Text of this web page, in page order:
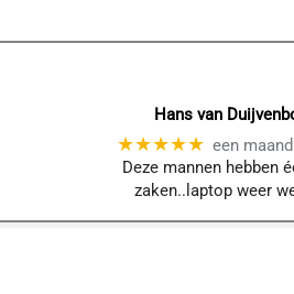
Hans van
★★★★★ een
Deze mannen hebben
zaken..laptop weer